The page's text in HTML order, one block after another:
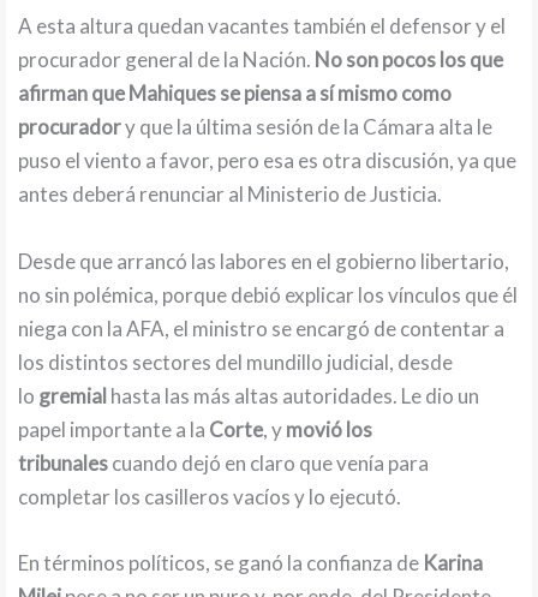
A esta altura quedan vacantes también el defensor y el
procurador general de la Nación. No son pocos los que
afirman que Mahiques se piensa a sí mismo como
procuradory que la última sesión de la Cámara alta le
puso el viento a favor, pero esa es otra discusión, ya que
antes deberá renunciar al Ministerio de Justicia.
Desde que arrancó las labores en el gobierno libertario,
no sin polémica, porque debió explicar los vínculos que él
niega con la AFA, el ministro se encargó de contentar a
los distintos sectores del mundillo judicial, desde
lo gremialhasta las más altas autoridades. Le dio un
papel importante a la Corte, ymovió los
tribunalescuando dejó en claro que venía para
completar los casilleros vacíos y lo ejecutó.
En términos políticos, se ganó la confianza de Karina